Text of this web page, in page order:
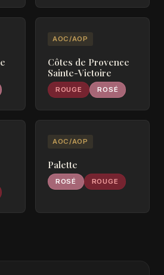
AOC/AOP
Côtes de Provence
Sainte-Victoire
ROUGE ROSÉ
AOC/AOP
Palette
ROSÉ ROUGE